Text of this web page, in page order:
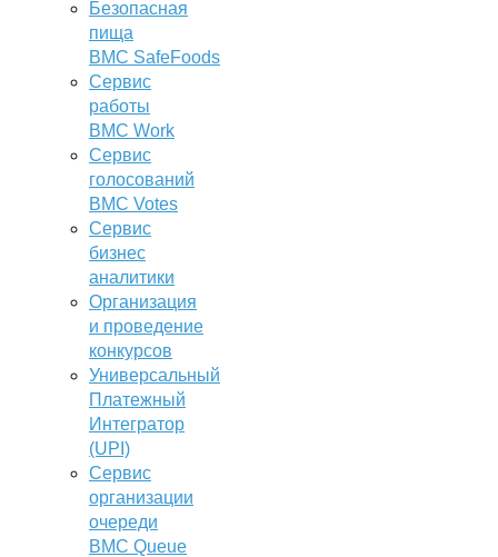
Безопасная
пища
BMC SafeFoods
Сервис
работы
BMC Work
Сервис
голосований
BMC Votes
Сервис
бизнес
аналитики
Организация
и проведение
конкурсов
Универсальный
Платежный
Интегратор
(UPI)
Сервис
организации
очереди
BMC Queue